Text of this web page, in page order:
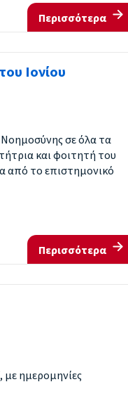
Περισσότερα
Ιονίου
Νοημοσύνης σε όλα τα
και φοιτητή του
από το επιστημονικό
Περισσότερα
με ημερομηνίες